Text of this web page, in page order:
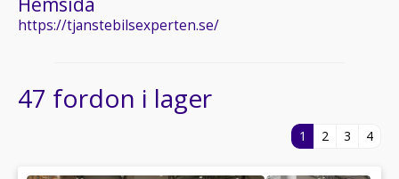
https://tjanstebilsexperten.se/
47 fordon i lager
1 2 3 4